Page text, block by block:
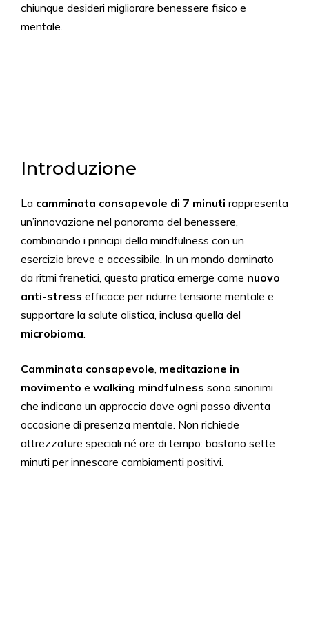
chiunque desideri migliorare benessere fisico e
mentale.
Introduzione
La camminata consapevole di 7 minuti rappresenta
un’innovazione nel panorama del benessere,
combinando i principi della mindfulness con un
esercizio breve e accessibile. In un mondo dominato
da ritmi frenetici, questa pratica emerge come nuovo
anti-stress efficace per ridurre tensione mentale e
supportare la salute olistica, inclusa quella del
microbioma.
Camminata consapevole, meditazione in
movimento e walking mindfulness sono sinonimi
che indicano un approccio dove ogni passo diventa
occasione di presenza mentale. Non richiede
attrezzature speciali né ore di tempo: bastano sette
minuti per innescare cambiamenti positivi.